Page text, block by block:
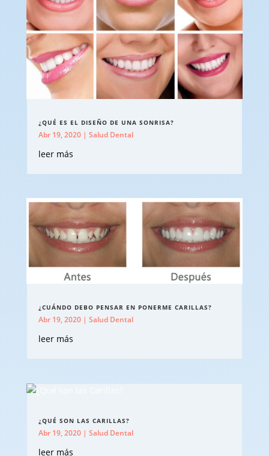
¿QUÉ ES EL DISEÑO DE UNA SONRISA?
Abr 19, 2020| Salud Dental
leer más
¿CUÁNDO DEBO PENSAR EN PONERME CARILLAS?
Abr 19, 2020| Salud Dental
leer más
¿QUÉ SON LAS CARILLAS?
Abr 19, 2020| Salud Dental
leer más